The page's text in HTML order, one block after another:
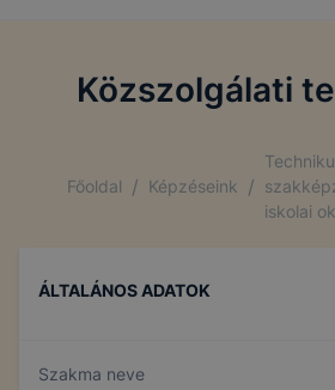
Közszolgálati
Főoldal / Képzéseink /
iskolai
ÁLTALÁNOS ADATOK
Szakma neve